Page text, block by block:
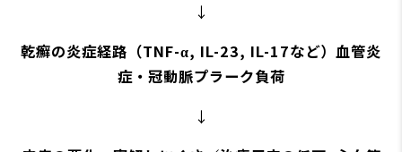
↓
乾癬の炎症経路（TNF-α, IL-23, IL-17など）血管炎
症・冠動脈プラーク負荷
↓